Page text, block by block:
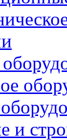
и